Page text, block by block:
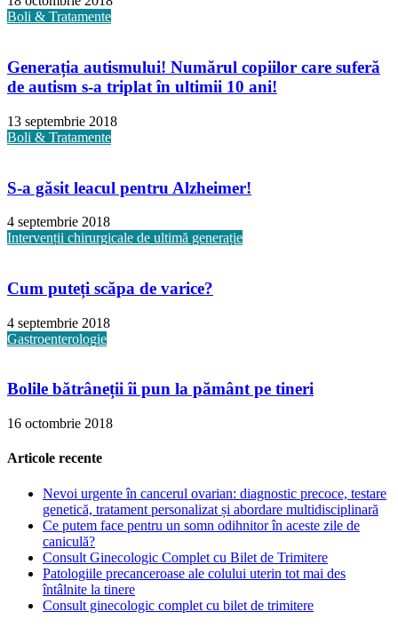
Boli & Tratamente
Generația autismului! Numărul copiilor care suferă
de autism s-a triplat în ultimii 10 ani!
13 septembrie 2018
Boli & Tratamente
S-a găsit leacul pentru Alzheimer!
4 septembrie 2018
Intervenții chirurgicale de ultimă generație
Cum puteți scăpa de varice?
4 septembrie 2018
Gastroenterologie
Bolile bătrâneții îi pun la pământ pe tineri
16 octombrie 2018
Articole recente
Nevoi urgente în cancerul ovarian: diagnostic precoce, testare
genetică, tratament personalizat și abordare multidisciplinară
Ce putem face pentru un somn odihnitor în aceste zile de
caniculă?
Consult Ginecologic Complet cu Bilet de Trimitere
Patologiile precanceroase ale colului uterin tot mai des
întâlnite la tinere
Consult ginecologic complet cu bilet de trimitere